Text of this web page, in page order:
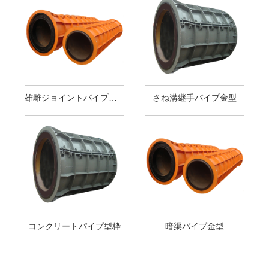
雄雌ジョイントパイプ金型 さね溝継手パイプ金型
コンクリートパイプ型枠 暗渠パイプ金型